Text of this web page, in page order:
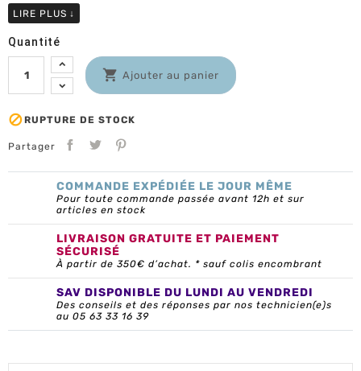
LIRE PLUS ↓
Quantité
 Ajouter au panier
 RUPTURE DE STOCK
Partager
COMMANDE EXPÉDIÉE LE JOUR MÊME
Pour toute commande passée avant 12h et sur
articles en stock
LIVRAISON GRATUITE ET PAIEMENT
SÉCURISÉ
À partir de 350€ d’achat. * sauf colis encombrant
SAV DISPONIBLE DU LUNDI AU VENDREDI
Des conseils et des réponses par nos technicien(e)s
au 05 63 33 16 39